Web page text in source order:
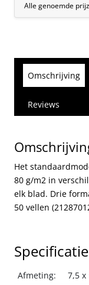
Alle genoemde
Omschrijving
Reviews
Het
80 g/m2 in
elk blad. Drie
50 vellen
Afmeting:
7,5 x